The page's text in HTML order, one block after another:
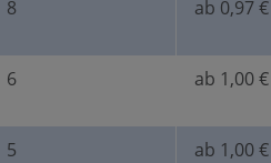
8 ab 0,97 €
6 ab 1,00 €
5 ab 1,00 €